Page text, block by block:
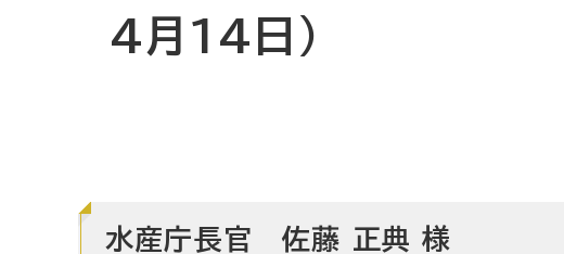
4月14日）
水産庁長官 佐藤 正典 様